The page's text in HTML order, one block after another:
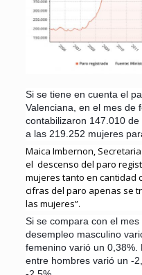
Si se tiene en cuenta el
Valenciana, en el mes de
contabilizaron 147.010
a las 219.252 mujeres
Maica Imbernon,
el descenso del paro
mujeres tanto en cantidad
cifras del paro apenas se
las mujeres”.
Si se compara con el
desempleo masculino
femenino varió un
entre hombres varió un -